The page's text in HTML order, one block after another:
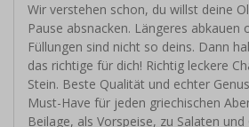
Wir verstehen schon, du willst deine
Pause absnacken. Längeres abkauen
Füllungen sind nicht so deins. Dann
das richtige für dich! Richtig leckere
Stein. Beste Qualität und echter
Must-Have für jeden griechischen
Beilage, als Vorspeise, zu Salaten